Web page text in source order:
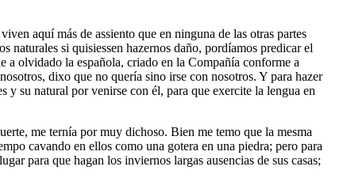
aquí más de assiento que en ninguna de las otras partes
naturales si quisiessen hazernos daño, pordíamos predicar el
a olvidado la española, criado en la Compañía conforme a
dixo que no quería sino irse con nosotros. Y para hazer
y su natural por venirse con él, para que exercite la lengua en
me ternía por muy dichoso. Bien me temo que la mesma
cavando en ellos como una gotera en una piedra; pero para
para que hagan los inviernos largas ausencias de sus casas;